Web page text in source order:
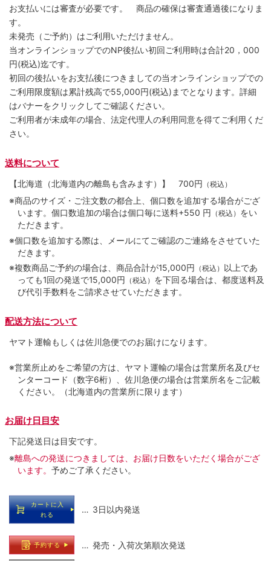
お支払いには審査が必要です。 商品の確保は審査通過後になりま
す。
未発売（ご予約）はご利用いただけません。
当オンラインショップでのNP後払い初回ご利用時は合計20，000
円(税込)迄です。
初回の後払いをお支払後につきましての当オンラインショップでの
ご利用限度額は累計残高で55,000円(税込)までとなります。詳細
はバナーをクリックしてご確認ください。
ご利用者が未成年の場合、法定代理人の利用同意を得てご利用くだ
さい。
送料について
【北海道（北海道内の離島も含みます）】 700円 （税込）
※商品のサイズ・ご注文数の都合上、個口数を追加する場合がござ
います。個口数追加の場合は個口毎に送料+550 円 （税込） をい
ただきます。
※個口数を追加する際は、メールにてご確認のご連絡をさせていた
だきます。
※複数商品ご予約の場合は、商品合計が15,000円
（税込）
以上であ
っても1回の発送で15,000円
（税込） を下回る場合は、都度送料及
び代引手数料をご請求させていただきます。
配送方法について
ヤマト運輸もしくは佐川急便でのお届けになります。
※営業所止めをご希望の方は、ヤマト運輸の場合は営業所名及びセ
ンターコード（数字6桁）、佐川急便の場合は営業所名をご記載
ください。（北海道内の営業所に限ります）
お届け日目安
下記発送日は目安です。
※離島への発送につきましては、お届け日数をいただく場合がござ
います。 予めご了承ください。
カートに入
れる
… 3日以内発送
予約する … 発売・入荷次第順次発送